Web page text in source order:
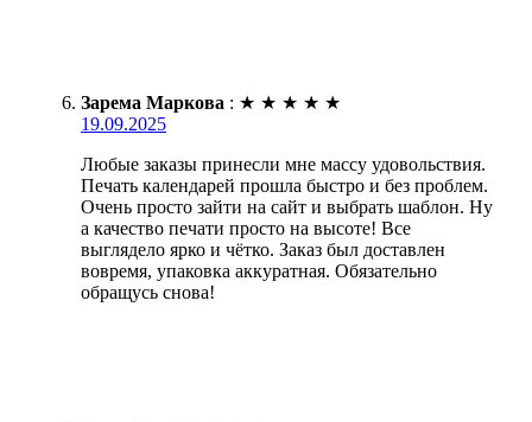
Зарема Маркова : ★ ★ ★ ★ ★
19.09.2025
Любые заказы принесли мне массу удовольствия.
Печать календарей прошла быстро и без проблем.
Очень просто зайти на сайт и выбрать шаблон. Ну
а качество печати просто на высоте! Все
выглядело ярко и чётко. Заказ был доставлен
вовремя, упаковка аккуратная. Обязательно
обращусь снова!